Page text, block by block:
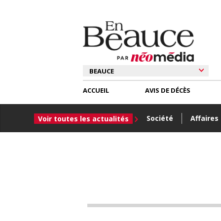
ACCUEIL
Voir toutes les actualités Société Affaires
AVIS DE DÉCÈS